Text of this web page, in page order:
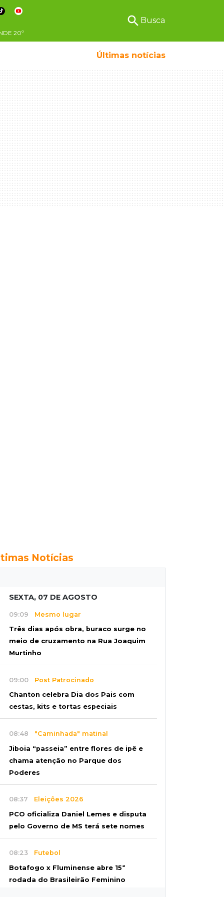
20º
search Busca
Últimas notícias
Notícias
SEXTA, 07 DE AGOSTO
09:09 Mesmo lugar
Três dias após obra, buraco surge no
meio de cruzamento na Rua Joaquim
Murtinho
09:00 Post Patrocinado
Chanton celebra Dia dos Pais com
cestas, kits e tortas especiais
08:48 "Caminhada" matinal
Jiboia “passeia” entre flores de ipê e
chama atenção no Parque dos
Poderes
08:37 Eleições 2026
PCO oficializa Daniel Lemes e disputa
pelo Governo de MS terá sete nomes
08:23 Futebol
Botafogo x Fluminense abre 15ª
rodada do Brasileirão Feminino